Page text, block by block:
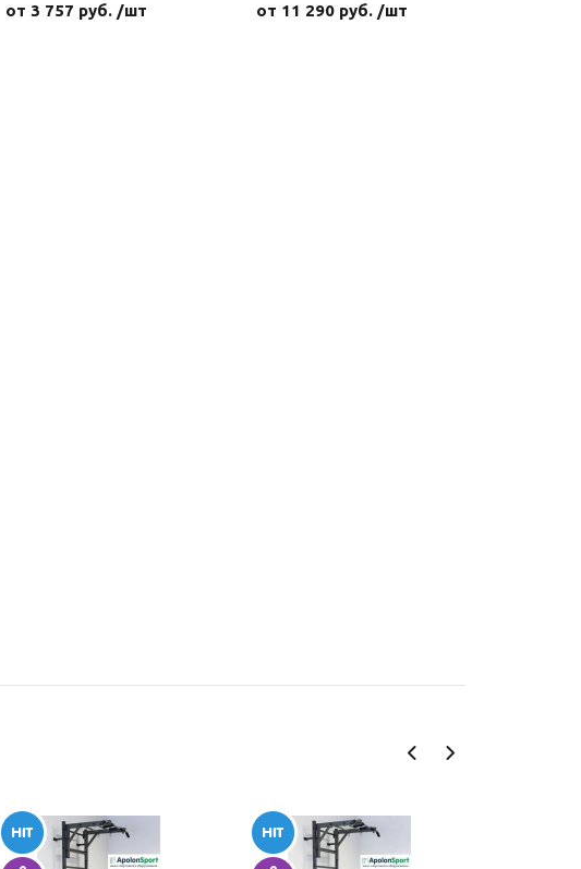
от 3 757 руб. /шт от 11 290 руб. /шт